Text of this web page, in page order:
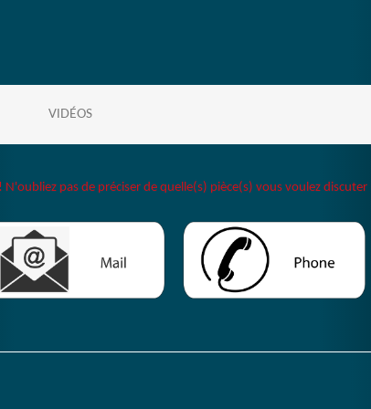
VIDÉOS
pas de préciser de quelle(s) pièce(s) vous voulez